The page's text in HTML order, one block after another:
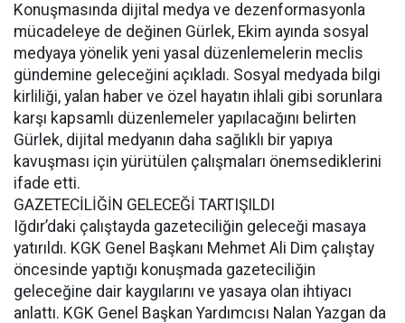
Konuşmasında dijital medya ve dezenformasyonla
mücadeleye de değinen Gürlek, Ekim ayında sosyal
medyaya yönelik yeni yasal düzenlemelerin meclis
gündemine geleceğini açıkladı. Sosyal medyada bilgi
kirliliği, yalan haber ve özel hayatın ihlali gibi sorunlara
karşı kapsamlı düzenlemeler yapılacağını belirten
Gürlek, dijital medyanın daha sağlıklı bir yapıya
kavuşması için yürütülen çalışmaları önemsediklerini
ifade etti.
GAZETECİLİĞİN GELECEĞİ TARTIŞILDI
Iğdır’daki çalıştayda gazeteciliğin geleceği masaya
yatırıldı. KGK Genel Başkanı Mehmet Ali Dim çalıştay
öncesinde yaptığı konuşmada gazeteciliğin
geleceğine dair kaygılarını ve yasaya olan ihtiyacı
anlattı. KGK Genel Başkan Yardımcısı Nalan Yazgan da